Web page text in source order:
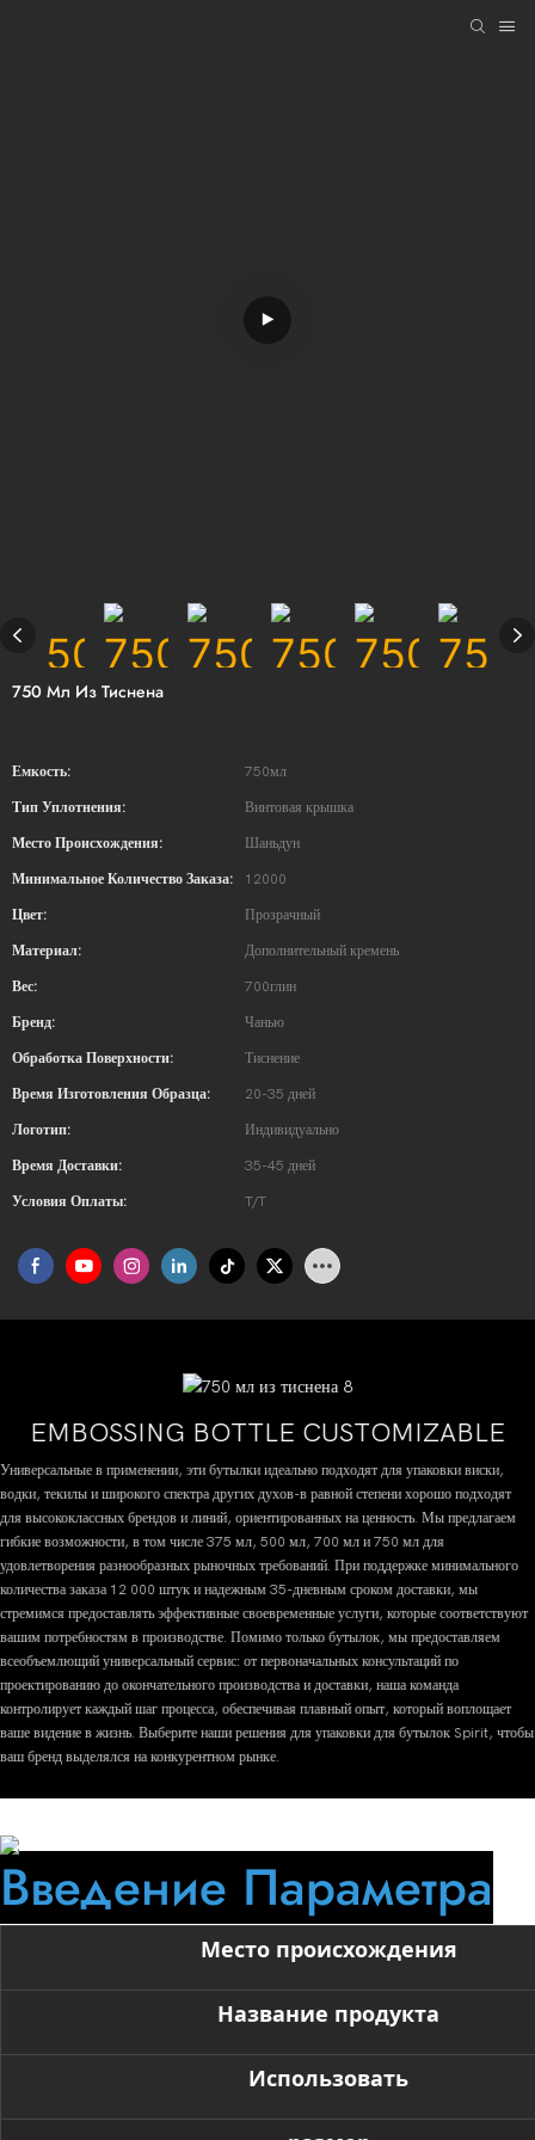
750 Мл Из Тиснена
Емкость: 750мл
Тип Уплотнения: Винтовая крышка
Место Происхождения: Шаньдун
Минимальное Количество Заказа: 12000
Цвет: Прозрачный
Материал: Дополнительный кремень
Вес: 700глин
Бренд: Чанью
Обработка Поверхности: Тиснение
Время Изготовления Образца: 20-35 дней
Логотип: Индивидуально
Время Доставки: 35-45 дней
Условия Оплаты: T/T
EMBOSSING BOTTLE CUSTOMIZABLE
Универсальные в применении, эти бутылки идеально подходят для упаковки виски,
водки, текилы и широкого спектра других духов-в равной степени хорошо подходят
для высококлассных брендов и линий, ориентированных на ценность. Мы предлагаем
гибкие возможности, в том числе 375 мл, 500 мл, 700 мл и 750 мл для
удовлетворения разнообразных рыночных требований. При поддержке минимального
количества заказа 12 000 штук и надежным 35-дневным сроком доставки, мы
стремимся предоставлять эффективные своевременные услуги, которые соответствуют
вашим потребностям в производстве. Помимо только бутылок, мы предоставляем
всеобъемлющий универсальный сервис: от первоначальных консультаций по
проектированию до окончательного производства и доставки, наша команда
контролирует каждый шаг процесса, обеспечивая плавный опыт, который воплощает
ваше видение в жизнь. Выберите наши решения для упаковки для бутылок Spirit, чтобы
ваш бренд выделялся на конкурентном рынке.
Введение Параметра
Место происхождения
Название продукта
Использовать